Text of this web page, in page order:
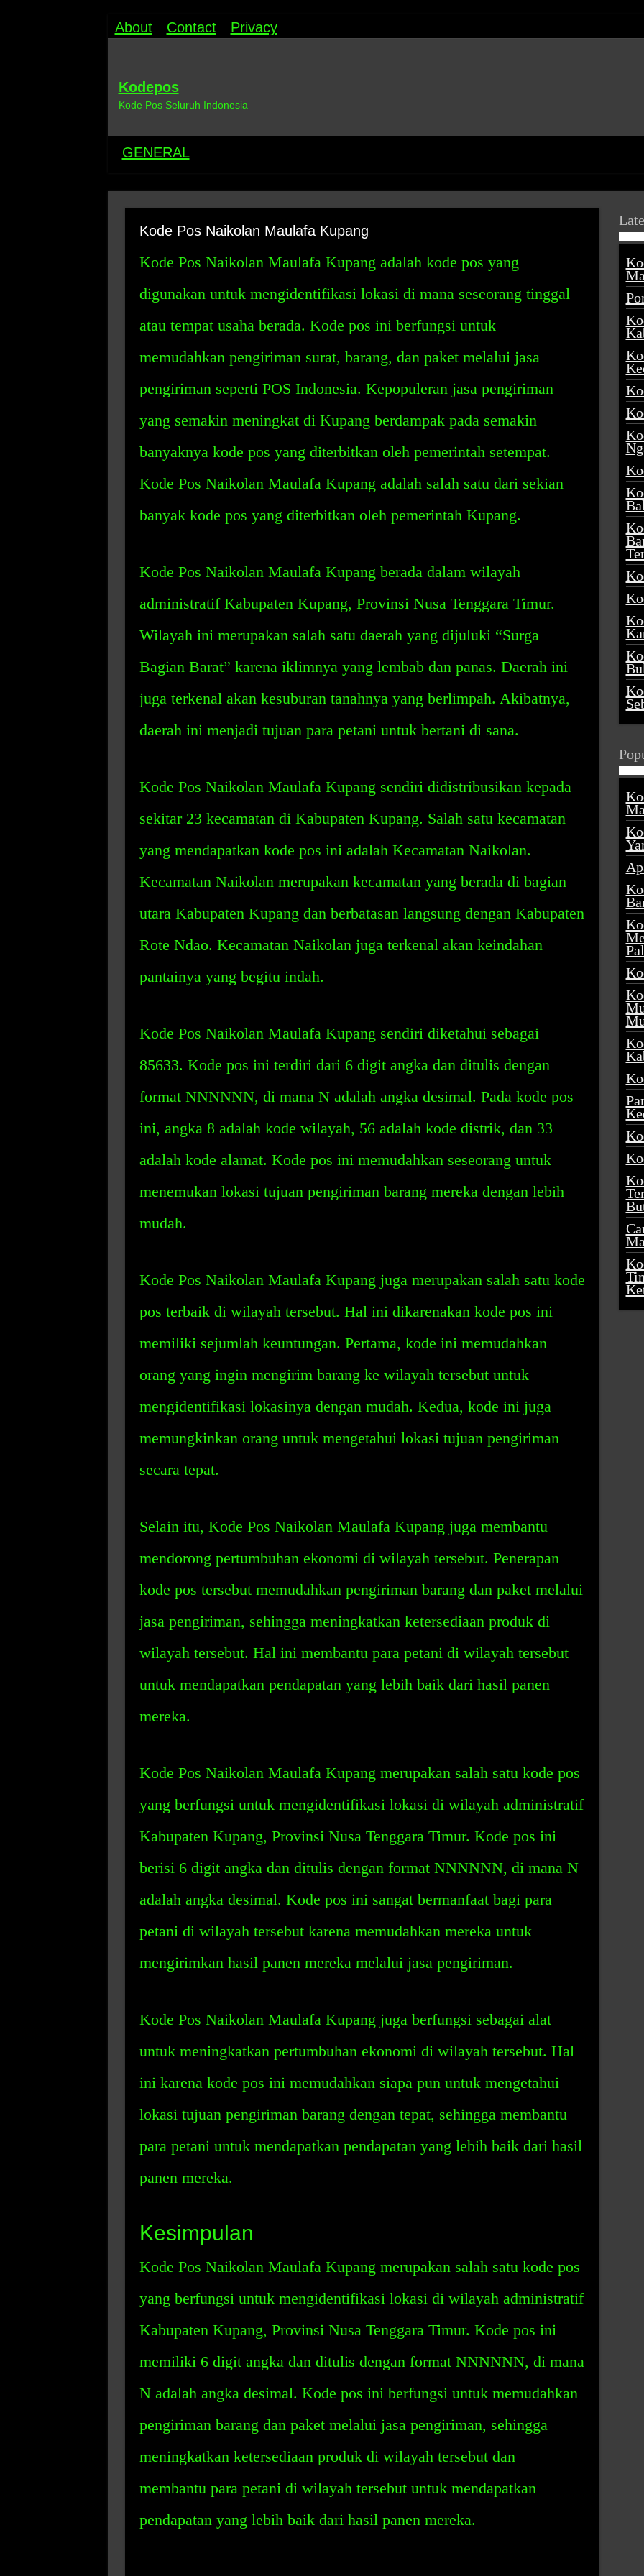
About Contact Privacy
Kodepos
Kode Pos Seluruh Indonesia
GENERAL
Kode Pos Naikolan Maulafa Kupang
Kode Pos Naikolan Maulafa Kupang adalah kode pos yang
digunakan untuk mengidentifikasi lokasi di mana seseorang tinggal
atau tempat usaha berada. Kode pos ini berfungsi untuk
memudahkan pengiriman surat, barang, dan paket melalui jasa
pengiriman seperti POS Indonesia. Kepopuleran jasa pengiriman
yang semakin meningkat di Kupang berdampak pada semakin
banyaknya kode pos yang diterbitkan oleh pemerintah setempat.
Kode Pos Naikolan Maulafa Kupang adalah salah satu dari sekian
banyak kode pos yang diterbitkan oleh pemerintah Kupang.
Kode Pos Naikolan Maulafa Kupang berada dalam wilayah
administratif Kabupaten Kupang, Provinsi Nusa Tenggara Timur.
Wilayah ini merupakan salah satu daerah yang dijuluki “Surga
Bagian Barat” karena iklimnya yang lembab dan panas. Daerah ini
juga terkenal akan kesuburan tanahnya yang berlimpah. Akibatnya,
daerah ini menjadi tujuan para petani untuk bertani di sana.
Kode Pos Naikolan Maulafa Kupang sendiri didistribusikan kepada
sekitar 23 kecamatan di Kabupaten Kupang. Salah satu kecamatan
yang mendapatkan kode pos ini adalah Kecamatan Naikolan.
Kecamatan Naikolan merupakan kecamatan yang berada di bagian
utara Kabupaten Kupang dan berbatasan langsung dengan Kabupaten
Rote Ndao. Kecamatan Naikolan juga terkenal akan keindahan
pantainya yang begitu indah.
Kode Pos Naikolan Maulafa Kupang sendiri diketahui sebagai
85633. Kode pos ini terdiri dari 6 digit angka dan ditulis dengan
format NNNNNN, di mana N adalah angka desimal. Pada kode pos
ini, angka 8 adalah kode wilayah, 56 adalah kode distrik, dan 33
adalah kode alamat. Kode pos ini memudahkan seseorang untuk
menemukan lokasi tujuan pengiriman barang mereka dengan lebih
mudah.
Kode Pos Naikolan Maulafa Kupang juga merupakan salah satu kode
pos terbaik di wilayah tersebut. Hal ini dikarenakan kode pos ini
memiliki sejumlah keuntungan. Pertama, kode ini memudahkan
orang yang ingin mengirim barang ke wilayah tersebut untuk
mengidentifikasi lokasinya dengan mudah. Kedua, kode ini juga
memungkinkan orang untuk mengetahui lokasi tujuan pengiriman
secara tepat.
Selain itu, Kode Pos Naikolan Maulafa Kupang juga membantu
mendorong pertumbuhan ekonomi di wilayah tersebut. Penerapan
kode pos tersebut memudahkan pengiriman barang dan paket melalui
jasa pengiriman, sehingga meningkatkan ketersediaan produk di
wilayah tersebut. Hal ini membantu para petani di wilayah tersebut
untuk mendapatkan pendapatan yang lebih baik dari hasil panen
mereka.
Kode Pos Naikolan Maulafa Kupang merupakan salah satu kode pos
yang berfungsi untuk mengidentifikasi lokasi di wilayah administratif
Kabupaten Kupang, Provinsi Nusa Tenggara Timur. Kode pos ini
berisi 6 digit angka dan ditulis dengan format NNNNNN, di mana N
adalah angka desimal. Kode pos ini sangat bermanfaat bagi para
petani di wilayah tersebut karena memudahkan mereka untuk
mengirimkan hasil panen mereka melalui jasa pengiriman.
Kode Pos Naikolan Maulafa Kupang juga berfungsi sebagai alat
untuk meningkatkan pertumbuhan ekonomi di wilayah tersebut. Hal
ini karena kode pos ini memudahkan siapa pun untuk mengetahui
lokasi tujuan pengiriman barang dengan tepat, sehingga membantu
para petani untuk mendapatkan pendapatan yang lebih baik dari hasil
panen mereka.
Kesimpulan
Kode Pos Naikolan Maulafa Kupang merupakan salah satu kode pos
yang berfungsi untuk mengidentifikasi lokasi di wilayah administratif
Kabupaten Kupang, Provinsi Nusa Tenggara Timur. Kode pos ini
memiliki 6 digit angka dan ditulis dengan format NNNNNN, di mana
N adalah angka desimal. Kode pos ini berfungsi untuk memudahkan
pengiriman barang dan paket melalui jasa pengiriman, sehingga
meningkatkan ketersediaan produk di wilayah tersebut dan
membantu para petani di wilayah tersebut untuk mendapatkan
pendapatan yang lebih baik dari hasil panen mereka.